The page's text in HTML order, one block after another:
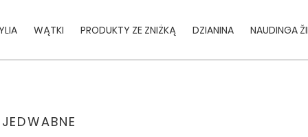
WĄTKI PRODUKTY ZE ZNIŻKĄ DZIANINA NAUDINGA